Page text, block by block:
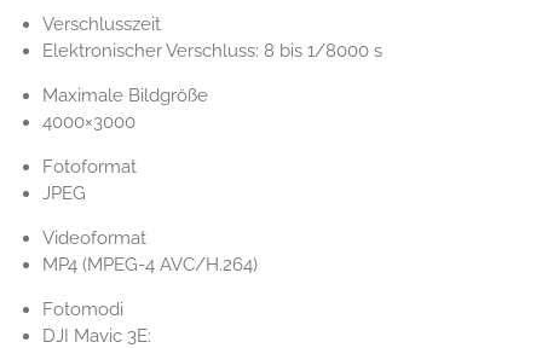
Verschlusszeit
Elektronischer Verschluss: 8 bis 1/8000 s
Maximale Bildgröße
4000×3000
Fotoformat
JPEG
Videoformat
MP4 (MPEG-4 AVC/H.264)
Fotomodi
DJI Mavic 3E: